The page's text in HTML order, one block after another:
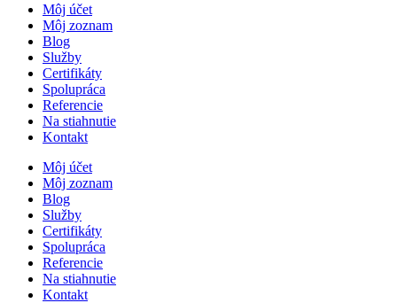
Môj účet
Môj zoznam
Blog
Služby
Certifikáty
Spolupráca
Referencie
Na stiahnutie
Kontakt
Môj účet
Môj zoznam
Blog
Služby
Certifikáty
Spolupráca
Referencie
Na stiahnutie
Kontakt